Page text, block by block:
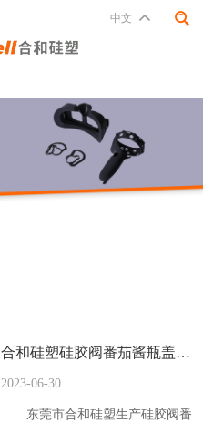
中文
合和硅塑硅胶阀番茄酱瓶盖的
优势
2023-06-30
东莞市合和硅塑生产硅胶阀番